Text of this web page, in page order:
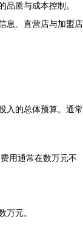
品质与成本控制。
息、直营店与加盟店
入的总体预算。通常
用通常在数万元不
万元。